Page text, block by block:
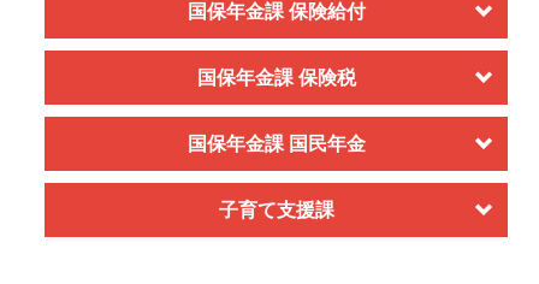
国保年金課 保険給付
国保年金課 保険税
国保年金課 国民年金
子育て支援課